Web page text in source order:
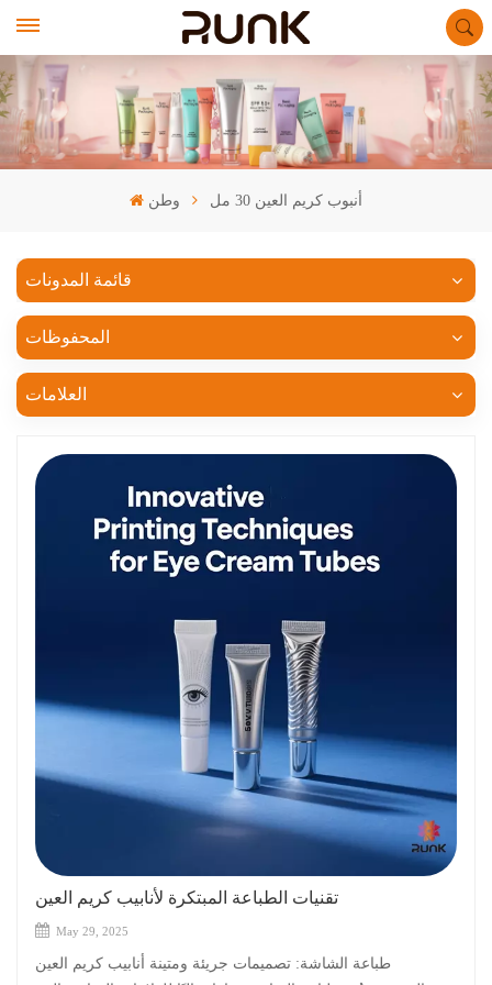
وطن أنبوب كريم العين 30 مل
قائمة المدونات
المحفوظات
العلامات
تقنيات الطباعة المبتكرة لأنابيب كريم العين
May 29, 2025
طباعة الشاشة: تصميمات جريئة ومتينة أنابيب كريم العين